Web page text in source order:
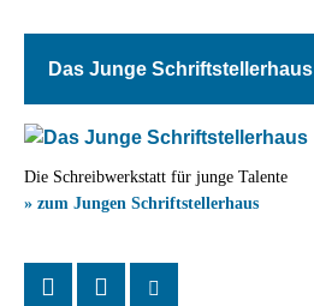
Das Junge Schriftstellerhaus
Die Schreibwerkstatt für junge Talente
» zum Jungen Schriftstellerhaus